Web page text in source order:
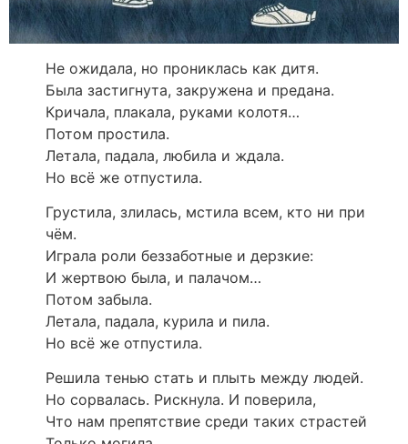
Не ожидала, но прониклась как дитя.
Была застигнута, закружена и предана.
Кричала, плакала, руками колотя…
Потом простила.
Летала, падала, любила и ждала.
Но всё же отпустила.
Грустила, злилась, мстила всем, кто ни при
чём.
Играла роли беззаботные и дерзкие:
И жертвою была, и палачом…
Потом забыла.
Летала, падала, курила и пила.
Но всё же отпустила.
Решила тенью стать и плыть между людей.
Но сорвалась. Рискнула. И поверила,
Что нам препятствие среди таких страстей